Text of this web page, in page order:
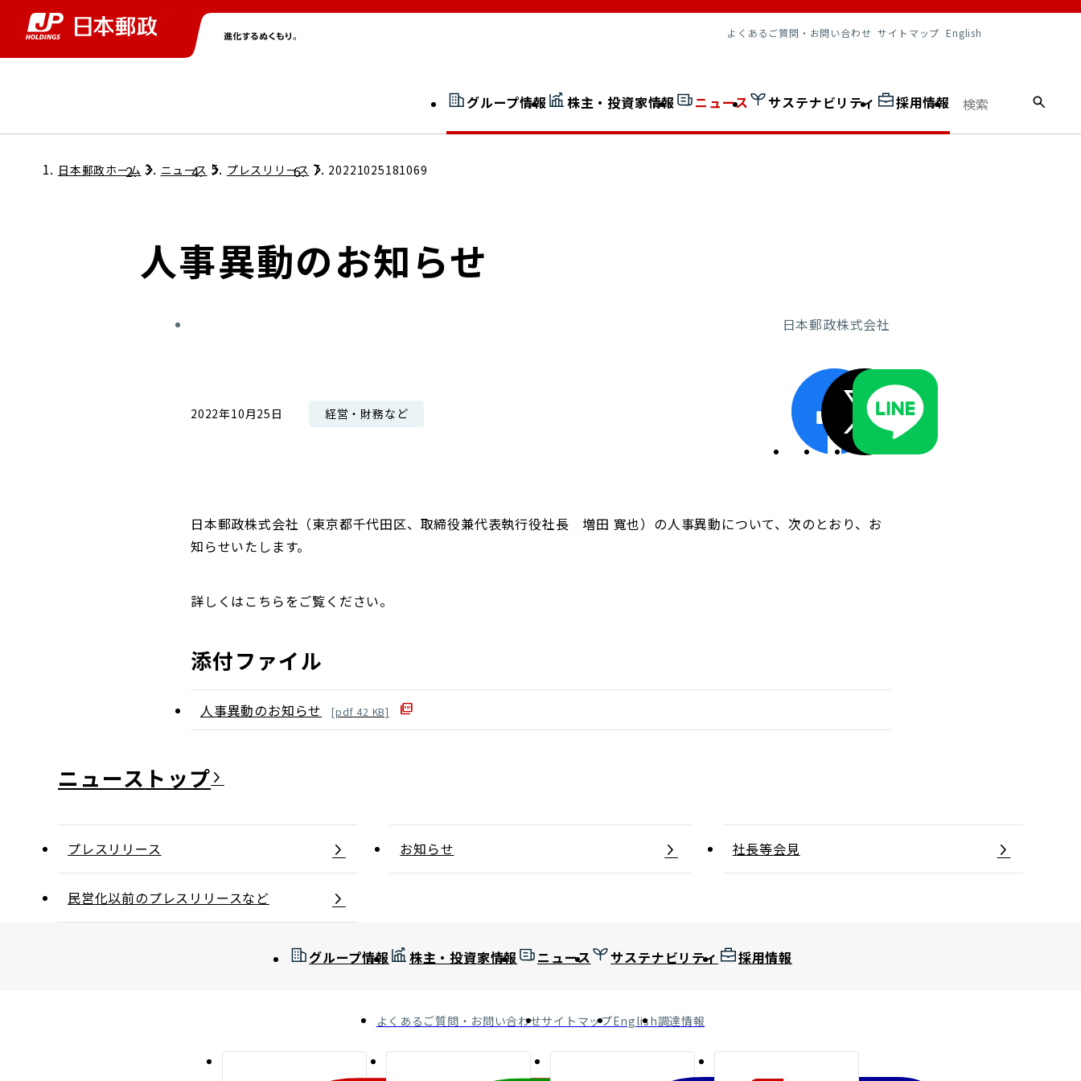
よくあるご質問・お問い合わせ サイトマップ English
グループ情報
グループ情報トップ
ローカル共創イニシアティブ
社長室通信
JP 改革実行委員会
株主・投資家情報
株主・投資家情報トップ
個人投資家のみなさまへ
ディスクロージャーポリシー／適時開示体制
ニュース
ニューストップ
サステナビリティ
サステナビリティトップ
担当役員メッセージ
サステナビリティマネジメント
開示情報検索
採用情報
採用情報トップ
日本郵政ホーム ニュース プレスリリース 20221025181069
人事異動のお知らせ
日本郵政株式会社
2022年10月25日 経営・財務など
日本郵政株式会社（東京都千代田区、取締役兼代表執行役社長 増田 寬也）の人事異動について、次のとおり、お
知らせいたします。
詳しくはこちらをご覧ください。
添付ファイル
人事異動のお知らせ [pdf 42 KB]
ニュース
プレスリリース お知らせ 社長等会見
民営化以前のプレスリリースなど
グループ情報 株主・投資家情報 ニュース サステナビリティ 採用情報
よくあるご質問・お問い合わせサイトマップEnglish調達情報